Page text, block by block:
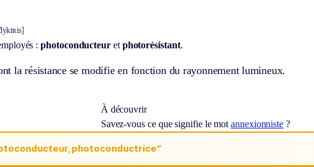
:photoconducteuret photorésistant.
la résistance se modifie en fonction du rayonnement lumineux.
À découvrir
Savez-vous ce que signifie le motannexionniste ?
photoconductrice“